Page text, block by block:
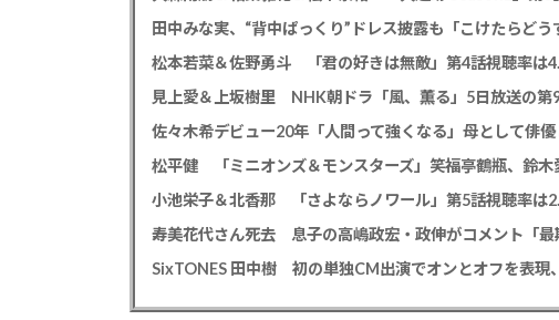
田中みな実、“背中ぱっくり”ドレス披露も「こけたらど
松本若菜＆佐野勇斗 「君の好きは無敵」第4話視聴率は
見上愛＆上坂樹里 NHK朝ドラ「風、薫る」5日放送の第
佐々木希デビュー20年「人間って強くなる」母として俳
小池栄子＆北香那 「さよならノワール」第5話視聴率は